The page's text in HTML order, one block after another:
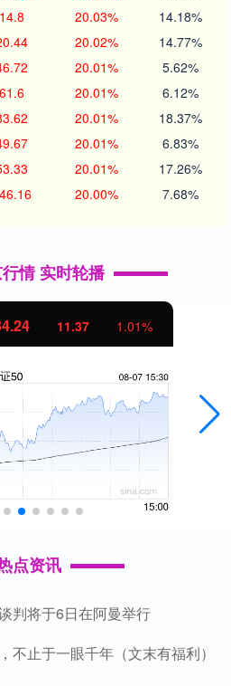
14.8 20.03% 14.18%
20.02% 14.77%
20.01% 5.62%
61.6 20.01% 6.12%
20.01% 18.37%
20.01% 6.83%
20.01% 17.26%
20.00% 7.68%
情 实时轮播
11.37 1.01%
点资讯
判将于6日在阿曼举行
不止于一眼千年（文末有福利）